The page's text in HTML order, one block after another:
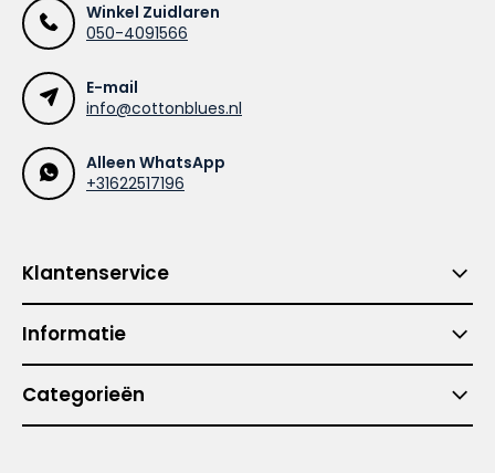
Winkel Zuidlaren
050-4091566
E-mail
info@cottonblues.nl
Alleen WhatsApp
+31622517196
Klantenservice
Informatie
Categorieën